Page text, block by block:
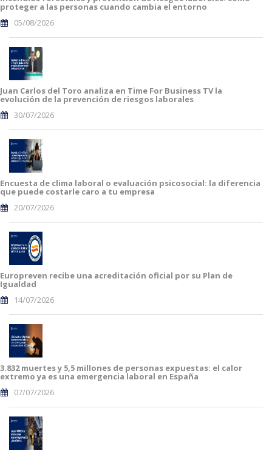
proteger a las personas cuando cambia el entorno
05/08/2026
Juan Carlos del Toro analiza en Time For Business TV la
evolución de la prevención de riesgos laborales
30/07/2026
Encuesta de clima laboral o evaluación psicosocial: la diferencia
que puede costarle caro a tu empresa
20/07/2026
Europreven recibe una acreditación oficial por su Plan de
Igualdad
14/07/2026
3.832 muertes y 5,5 millones de personas expuestas: el calor
extremo ya es una emergencia laboral en España
07/07/2026